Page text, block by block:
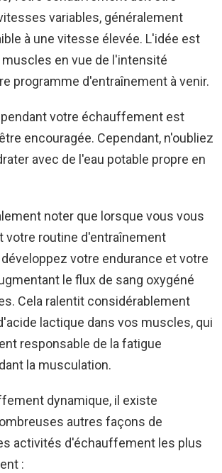
variables, généralement
à une vitesse élevée. L'idée est
muscles en vue de l'intensité
programme d'entraînement à venir.
votre échauffement est
encouragée. Cependant, n'oubliez
avec de l'eau potable propre en
noter que lorsque vous vous
votre routine d'entraînement
votre endurance et votre
le flux de sang oxygéné
Cela ralentit considérablement
lactique dans vos muscles, qui
responsable de la fatigue
la musculation.
dynamique, il existe
autres façons de
activités d'échauffement les plus
: